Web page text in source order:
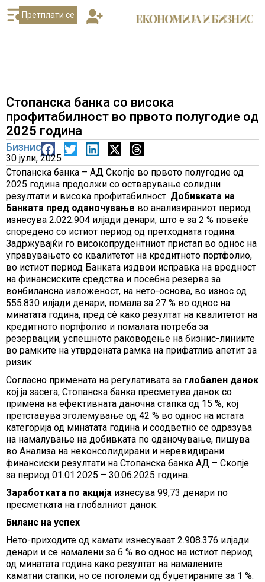
Претплати се
Стопанска банка со висока
профитабилност во првото полугодие од
2025 година
Бизнис
30 јули, 2025
Стопанска банка – АД Скопје во првото полугодие од
2025 година продолжи со остварување солидни
резултати и висока профитабилност. Добивката на
Банката пред оданочување во анализираниот период
изнесува 2.022.904 илјади денари, што е за 2 % повеќе
споредено со истиот период од претходната година.
Задржувајќи го високопрудентниот пристап во однос на
управувањето со квалитетот на кредитното портфолио,
во истиот период Банката издвои исправка на вредност
на финансиските средства и посебна резерва за
вонбилансна изложеност, на нето-основа, во износ од
555.830 илјади денари, помала за 27 % во однос на
минатата година, пред сè како резултат на квалитетот на
кредитното портфолио и помалата потреба за
резервации, успешното раководење на бизнис-линиите
во рамките на утврдената рамка на прифатлив апетит за
ризик.
Согласно примената на регулативата за глобален данок
кој ја засега, Стопанска банка пресметува данок со
примена на ефективната даночна стапка од 15 %, кој
претставува зголемување од 42 % во однос на истата
категорија од минатата година и соодветно се одразува
на намалување на добивката по оданочување, пишува
во Анализа на неконсолидирани и неревидирани
финансиски резултати на Стопанска банка АД – Скопје
за период 01.01.2025 – 30.06.2025 година.
Заработката по акција изнесува 99,73 денари по
пресметката на глобалниот данок.
Биланс на успех
Нето-приходите од камати изнесуваат 2.908.376 илјади
денари и се намалени за 6 % во однос на истиот период
од минатата година како резултат на намалените
каматни стапки, но се поголеми од буџетираните за 1 %.